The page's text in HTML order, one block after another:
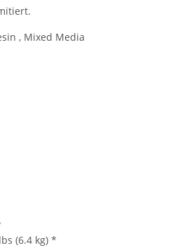
, Mixed Media
(6.4 kg) *